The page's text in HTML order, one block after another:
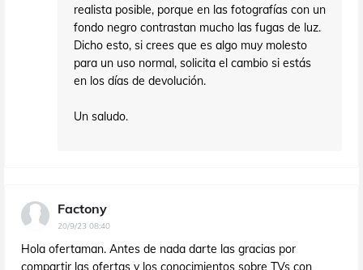
realista posible, porque en las fotografías con un
fondo negro contrastan mucho las fugas de luz.
Dicho esto, si crees que es algo muy molesto
para un uso normal, solicita el cambio si estás
en los días de devolución.
Un saludo.
Factony
20/9/23 08:40
Hola ofertaman. Antes de nada darte las gracias por
compartir las ofertas y los conocimientos sobre TVs con